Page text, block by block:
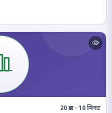
20 प्रश्न · 10 मिनट